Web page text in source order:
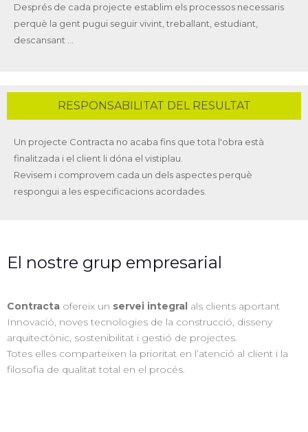
Després de cada projecte establim els processos necessaris
perquè la gent pugui seguir vivint, treballant, estudiant,
descansant ...
RESPONSABILITAT DEL RESULTAT
Un projecte Contracta no acaba fins que tota l'obra està
finalitzada i el client li dóna el vistiplau.
Revisem i comprovem cada un dels aspectes perquè
respongui a les especificacions acordades.
El nostre grup empresarial
Contracta ofereix un servei integral als clients aportant
Innovació, noves tecnologies de la construcció, disseny
arquitectònic, sostenibilitat i gestió de projectes.
Totes elles comparteixen la prioritat en l’atenció al client i la
filosofia de qualitat total en el procés.